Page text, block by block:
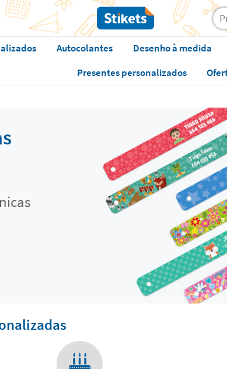
Autocolantes Desenho à medida
Presentes personalizados